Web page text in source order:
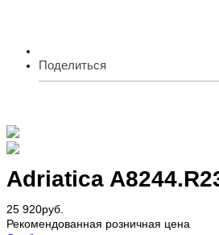
Поделиться
Adriatica
25 920руб.
Рекомендованная розничная цена